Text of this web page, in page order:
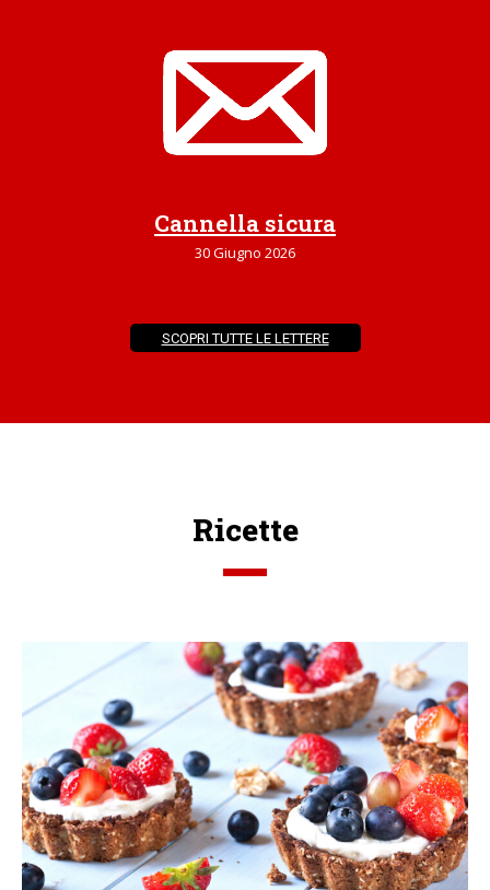
Cannella sicura
30 Giugno 2026
SCOPRI TUTTE LE LETTERE
Ricette